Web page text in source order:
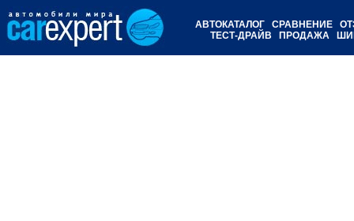
АВТОКАТАЛОГ СРАВНЕНИЕ
ТЕСТ-ДРАЙВ
ПРОДАЖА